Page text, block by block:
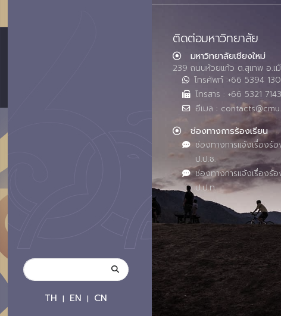
TH | EN | CN
ติดต่อมหาวิทยาลัย
มหาวิทยาลัยเชียงใหม่
239 ถนนห้วยแก้ว ต.สุเทพ อ.เ
โทรศัพท์ :+66 5394
โทรสาร : +66 5321 7143
อีเมล :
ช่องทางการร้องเรียน
ช่องทางการแจ้งเรื่องร้
ป.ป.ช.
ช่องทางการแจ้งเรื่องร้
ป.ป.ท.